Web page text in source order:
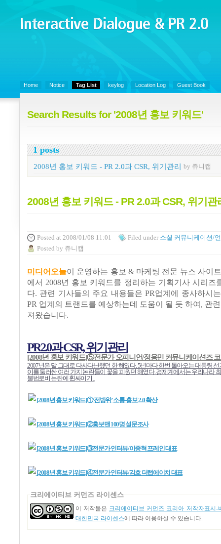
Interactive Dialogue &
PR 2.0
Home Notice Tag List keylog Location Log Guest Book
Search Results for '2008년 홍보 키워드'
1 posts
2008년 홍보 키워드 - PR 2.0과 CSR, 위기관리 by 쥬니캡
2008년 홍보 키워드 - PR 2.0과 CSR, 위기관
Posted at 2008/01/08 11:01 Filed under 소셜 커뮤니케이션/
Posted by 쥬니캡
미디어오늘이 운영하는 홍보 & 마케팅 전문 뉴스 사이
에서 2008년 홍보 키워드를 정리하는 기획기사 시리즈
다. 관련 기사들의 주요 내용들은 PR업계에 종사하시
PR 업계의 트랜드를 예상하는데 도움이 될 듯 하여, 관
져왔습니다.
PR2.0과 CSR, 위기관리
[2008년 홍보 키워드]⑤전문가 오피니언/정용민 커뮤니케이션즈
2007년은 말 그대로 다사다난했던 한 해였다. 5년마다 한번 돌아오는 대통령
이를 둘러싼 여러 가지 논란들이 꽃을 피웠던 해였다. 경제계에서는 우리나라
불법로비 논란에 휩싸이기...
[2008년 홍보 키워드]①‘전방위’ 소통-홍보 2.0 확산
[2008년 홍보 키워드]②홍보맨 100명 설문조사
[2008년 홍보 키워드]③전문가 인터뷰/이종혁 프레인 대표
[2008년 홍보 키워드]④전문가 인터뷰/김호 더랩에이치 대표
크리에이티브 커먼즈 라이센스
이 저작물은 크리에이티브 커먼즈 코리아 저작자표시-
대한민국 라이센스에 따라 이용하실 수 있습니다.